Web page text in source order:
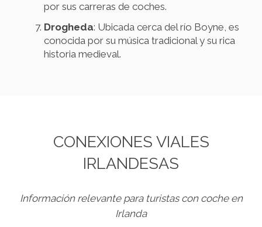
por sus carreras de coches.
Drogheda: Ubicada cerca del río Boyne, es
conocida por su música tradicional y su rica
historia medieval.
CONEXIONES VIALES
IRLANDESAS
Información relevante para turistas con coche en
Irlanda